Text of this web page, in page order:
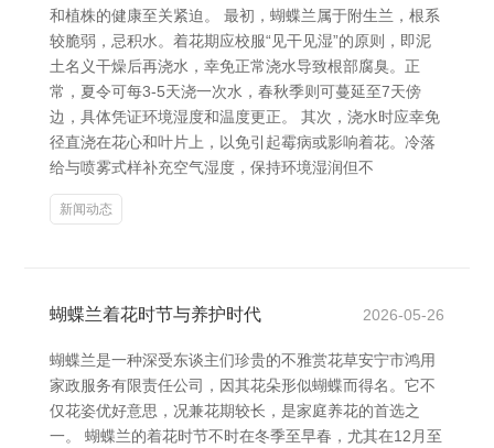
和植株的健康至关紧迫。 最初，蝴蝶兰属于附生兰，根系
较脆弱，忌积水。着花期应校服“见干见湿”的原则，即泥
土名义干燥后再浇水，幸免正常浇水导致根部腐臭。正
常，夏令可每3-5天浇一次水，春秋季则可蔓延至7天傍
边，具体凭证环境湿度和温度更正。 其次，浇水时应幸免
径直浇在花心和叶片上，以免引起霉病或影响着花。冷落
给与喷雾式样补充空气湿度，保持环境湿润但不
新闻动态
蝴蝶兰着花时节与养护时代 2026-05-26
蝴蝶兰是一种深受东谈主们珍贵的不雅赏花草安宁市鸿用
家政服务有限责任公司，因其花朵形似蝴蝶而得名。它不
仅花姿优好意思，况兼花期较长，是家庭养花的首选之
一。 蝴蝶兰的着花时节不时在冬季至早春，尤其在12月至